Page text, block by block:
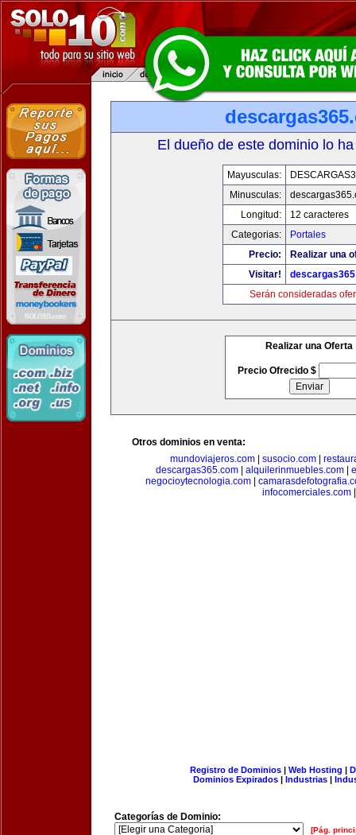
El dueño de este dominio lo
Mayusculas:
Minusculas:
Longitud:
12 caracteres
Categorias:
Portales
Precio:
Realizar una
Visitar!
Serán consideradas
Realizar una Oferta
Precio Ofrecido $
Otros dominios en venta:
mundoviajeros.com| susocio.com|
descargas365.com| alquilerinmuebles.com|
negocioytecnologia.com
infocomerciales.com
Registro de Dominios| Web Hosting |
Dominios Expirados | Industrias |
Categorías de Dominio:
[Pág.